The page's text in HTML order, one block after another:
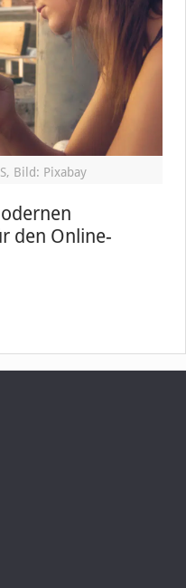
Bild: Pixabay
den Online-